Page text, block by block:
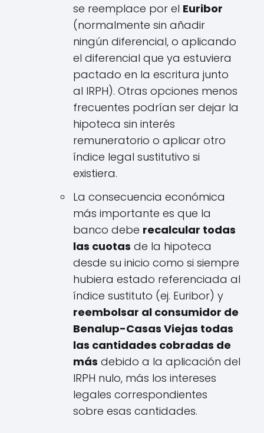
se reemplace por el Euribor
(normalmente sin añadir
ningún diferencial, o aplicando
el diferencial que ya estuviera
pactado en la escritura junto
al IRPH). Otras opciones menos
frecuentes podrían ser dejar la
hipoteca sin interés
remuneratorio o aplicar otro
índice legal sustitutivo si
existiera.
La consecuencia económica
más importante es que la
banco debe recalcular todas
las cuotas de la hipoteca
desde su inicio como si siempre
hubiera estado referenciada al
índice sustituto (ej. Euribor) y
reembolsar al consumidor de
Benalup-Casas Viejas todas
las cantidades cobradas de
más debido a la aplicación del
IRPH nulo, más los intereses
legales correspondientes
sobre esas cantidades.